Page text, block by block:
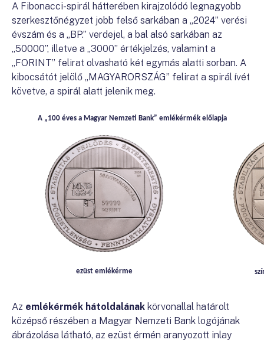
A Fibonacci-spirál hátterében kirajzolódó legnagyobb
szerkesztőnégyzet jobb felső sarkában a „2024” verési
évszám és a „BP.” verdejel, a bal alsó sarkában az
„50000”, illetve a „3000” értékjelzés, valamint a
„FORINT” felirat olvasható két egymás alatti sorban. A
kibocsátót jelölő „MAGYARORSZÁG” felirat a spirál ívét
követve, a spirál alatt jelenik meg.
A „100 éves a Magyar Nemzeti Bank” emlékérmék előlapja
ezüst emlékérme
Az emlékérmék hátoldalának körvonallal határolt
középső részében a Magyar Nemzeti Bank logójának
ábrázolása látható, az ezüst érmén aranyozott inlay